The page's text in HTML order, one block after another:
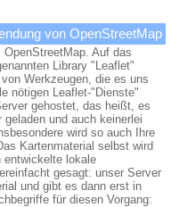
von OpenStreetMap
Auf das
Library "Leaflet"
Werkzeugen, die es uns
nötigen Leaflet-"Dienste"
gehostet, das heißt, es
und auch keinerlei
wird so auch Ihre
Kartenmaterial selbst wird
entwickelte lokale
gesagt: unser Server
und gibt es dann erst in
für diesen Vorgang: